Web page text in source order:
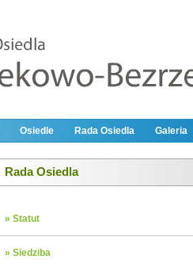
Osiedle Rada Osiedla Galeria
Rada Osiedla
» Statut
» Siedziba